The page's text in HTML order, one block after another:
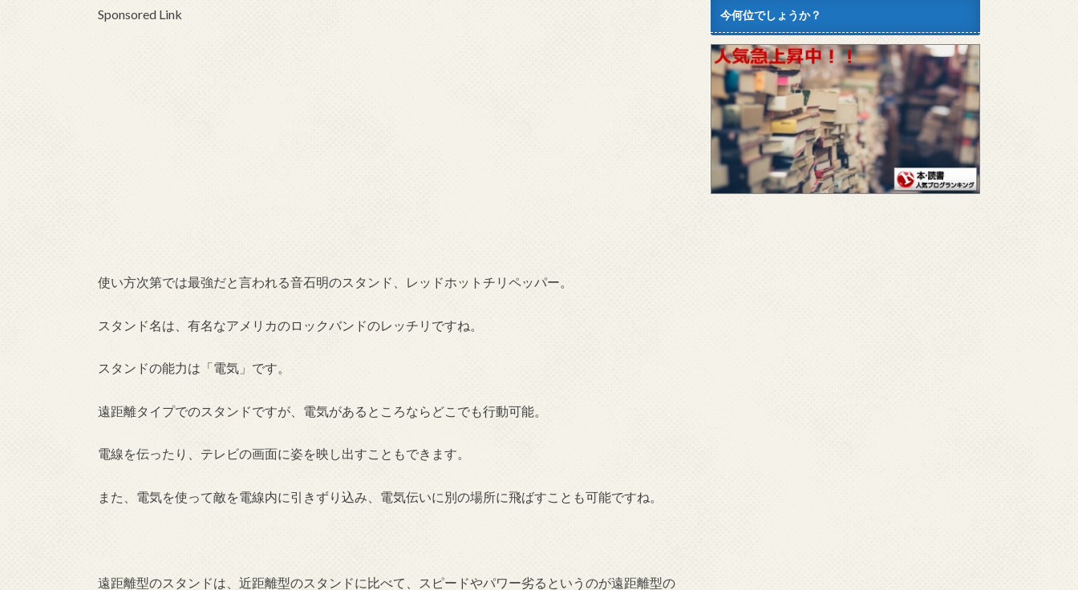
Sponsored Link
使い方次第では最強だと言われる音石明のスタンド、レッドホットチリペッパー。
スタンド名は、有名なアメリカのロックバンドのレッチリですね。
スタンドの能力は「電気」です。
遠距離タイプでのスタンドですが、電気があるところならどこでも行動可能。
電線を伝ったり、テレビの画面に姿を映し出すこともできます。
また、電気を使って敵を電線内に引きずり込み、電気伝いに別の場所に飛ばすことも可能ですね。
遠距離型のスタンドは、近距離型のスタンドに比べて、スピードやパワー劣るというのが遠距離型の
今何位でしょうか？